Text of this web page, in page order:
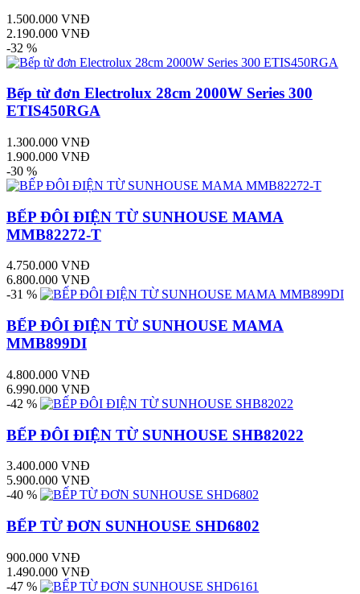
1.500.000 VNĐ
2.190.000 VNĐ
-32 %
Bếp từ đơn Electrolux 28cm 2000W Series 300
ETIS450RGA
1.300.000 VNĐ
1.900.000 VNĐ
-30 %
BẾP ĐÔI ĐIỆN TỪ SUNHOUSE MAMA
MMB82272-T
4.750.000 VNĐ
6.800.000 VNĐ
-31 %
BẾP ĐÔI ĐIỆN TỪ SUNHOUSE MAMA
MMB899DI
4.800.000 VNĐ
6.990.000 VNĐ
-42 %
BẾP ĐÔI ĐIỆN TỪ SUNHOUSE SHB82022
3.400.000 VNĐ
5.900.000 VNĐ
-40 %
BẾP TỪ ĐƠN SUNHOUSE SHD6802
900.000 VNĐ
1.490.000 VNĐ
-47 %